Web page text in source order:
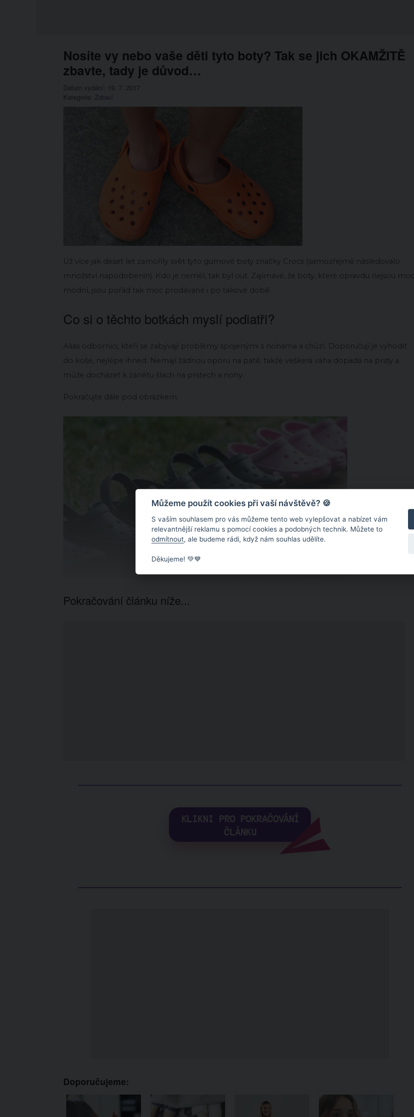
Nosíte vy nebo vaše děti tyto boty? Tak se jich OKAMŽITĚ
zbavte, tady je důvod…
Datum vydání: 19. 7. 2017
Kategorie: Zdraví
Už více jak deset let zamořily svět tyto gumové boty značky Crocs (samozřejmě následovalo
množství napodobenin). Kdo je neměl, tak byl out. Zajímavé, že boty, které opravdu nejsou moc
módní, jsou pořád tak moc prodávané i po takové době.
Co si o těchto botkách myslí podiatři?
Alias odborníci, kteří se zabývají problémy spojenými s nohama a chůzí. Doporučují je vyhodit
do koše, nejlépe ihned. Nemají žádnou oporu na patě, takže veškerá váha dopadá na prsty a
může docházet k zánětu šlach na prstech a nohy.
Pokračujte dále pod obrázkem.
Pokračování článku níže...
Doporučujeme:
Můžeme použít cookies při vaší návštěvě? 🍪
S vaším souhlasem pro vás můžeme tento web vylepšovat a nabízet vám
relevantnější reklamu s pomocí cookies a podobných technik. Můžete to
odmítnout, ale budeme rádi, když nám souhlas udělíte.
Děkujeme! 💚💙